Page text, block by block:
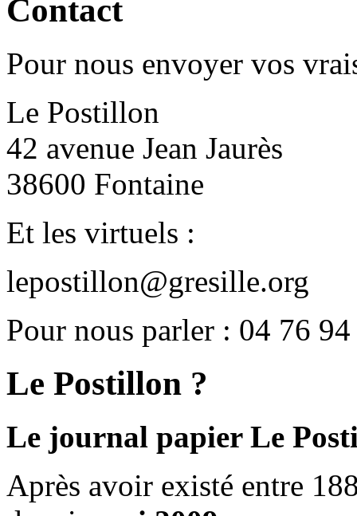
Contact
Pour nous envoyer vos
Le Postillon
42 avenue Jean Jaurès
38600 Fontaine
Et les virtuels :
lepostillon@gresille.org
Pour nous parler : 04 76
Le Postillon ?
Le journal papier Le
Après avoir existé entre